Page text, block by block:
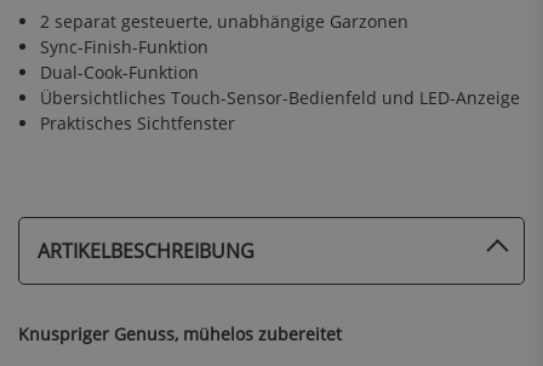
2 separat gesteuerte, unabhängige Garzonen
Sync-Finish-Funktion
Dual-Cook-Funktion
Übersichtliches Touch-Sensor-Bedienfeld und LED-Anzeige
Praktisches Sichtfenster
ARTIKELBESCHREIBUNG
Knuspriger Genuss, mühelos zubereitet